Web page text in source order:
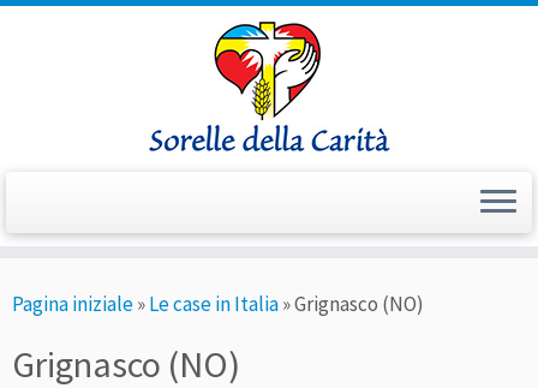
alPagina iniziale»Le case in Italia»Grignasco (NO)
Grignasco (NO)